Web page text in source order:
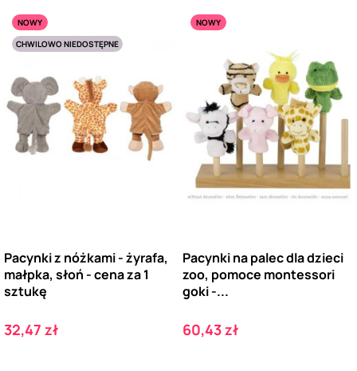
NOWY
CHWILOWO NIEDOSTĘPNE
Pacynki z nóżkami - żyrafa,
małpka, słoń - cena za 1
sztukę
Cena
32,47 zł
NOWY
Pacynki na palec dla dzieci
zoo, pomoce montessori
goki -...
Cena
60,43 zł